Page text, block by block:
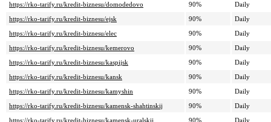
https://rko-tarify.ru/kredit-biznesu/domodedovo
90%
Daily
https://rko-tarify.ru/kredit-biznesu/ejsk
90%
Daily
https://rko-tarify.ru/kredit-biznesu/elec
90%
Daily
https://rko-tarify.ru/kredit-biznesu/kemerovo
90%
Daily
https://rko-tarify.ru/kredit-biznesu/kaspijsk
90%
Daily
https://rko-tarify.ru/kredit-biznesu/kansk
90%
Daily
https://rko-tarify.ru/kredit-biznesu/kamyshin
90%
Daily
https://rko-tarify.ru/kredit-biznesu/kamensk-shahtinskij
90%
Daily
https://rko-tarify.ru/kredit-biznesu/kamensk-uralskij
90%
Daily